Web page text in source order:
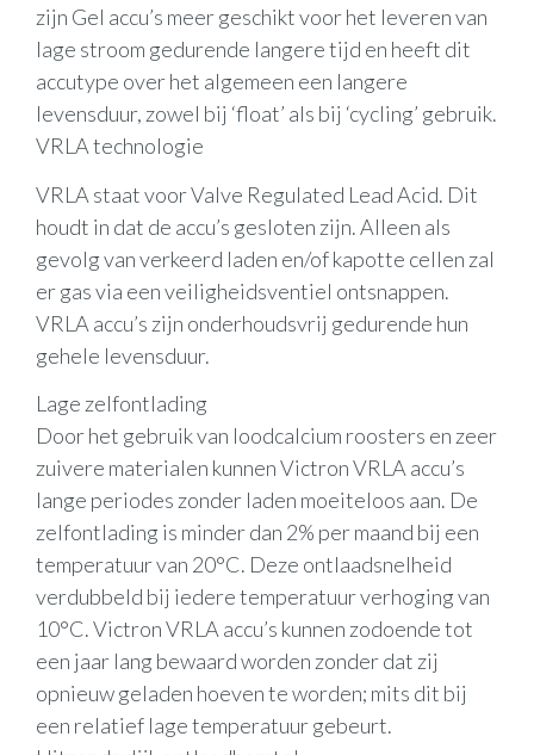
zijn Gel accu’s meer geschikt voor het leveren van
lage stroom gedurende langere tijd en heeft dit
accutype over het algemeen een langere
levensduur, zowel bij ‘float’ als bij ‘cycling’ gebruik.
VRLA technologie
VRLA staat voor Valve Regulated Lead Acid. Dit
houdt in dat de accu’s gesloten zijn. Alleen als
gevolg van verkeerd laden en/of kapotte cellen zal
er gas via een veiligheidsventiel ontsnappen.
VRLA accu’s zijn onderhoudsvrij gedurende hun
gehele levensduur.
Lage zelfontlading
Door het gebruik van loodcalcium roosters en zeer
zuivere materialen kunnen Victron VRLA accu’s
lange periodes zonder laden moeiteloos aan. De
zelfontlading is minder dan 2% per maand bij een
temperatuur van 20°C. Deze ontlaadsnelheid
verdubbeld bij iedere temperatuur verhoging van
10°C. Victron VRLA accu’s kunnen zodoende tot
een jaar lang bewaard worden zonder dat zij
opnieuw geladen hoeven te worden; mits dit bij
een relatief lage temperatuur gebeurt.